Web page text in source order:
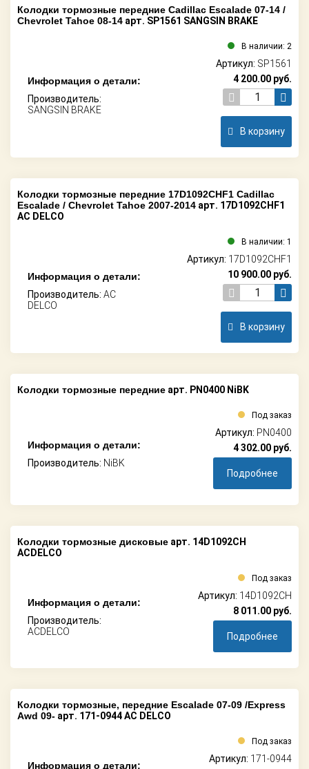
Колодки тормозные передние арт. PN0400 NiBK
Информация о детали:
Производитель: NiBK
Под заказ
Артикул: PN0400
4 302.00 руб.
Подробнее
Колодки тормозные дисковые арт. 14D1092CH
ACDELCO
Информация о детали:
Производитель:
ACDELCO
Под заказ
Артикул: 14D1092CH
8 011.00 руб.
Подробнее
Колодки тормозные, передние Escalade 07-09 /Express
Awd 09- арт. 171-0944 AC DELCO
Информация о детали:
Под заказ
Артикул: 171-0944
Колодки тормозные передние Cadillac Escalade 07-14 /
Chevrolet Tahoe 08-14 арт. SP1561 SANGSIN BRAKE
Информация о детали:
Производитель:
SANGSIN BRAKE
В наличии: 2
Артикул: SP1561
4 200.00 руб.
В корзину
Колодки тормозные передние 17D1092CHF1 Cadillac
Escalade / Chevrolet Tahoe 2007-2014 арт. 17D1092CHF1
AC DELCO
Информация о детали:
Производитель: AC
DELCO
В наличии: 1
Артикул: 17D1092CHF1
10 900.00 руб.
В корзину